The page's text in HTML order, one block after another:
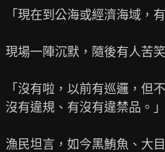
「現在到公海或經濟海域，
現場一陣沉默，隨後有人苦笑
「沒有啦，以前有巡邏，但
沒有違規、有沒有違禁品。」
漁民坦言，如今黑鮪魚、大